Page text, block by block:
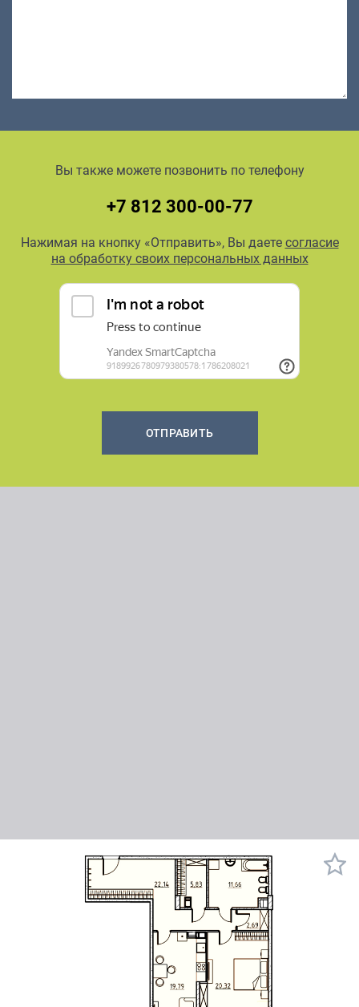
Вы также можете позвонить по телефону
+7 812 300-00-77
Нажимая на кнопку «Отправить», Вы даете согласие
на обработку своих персональных данных
ОТПРАВИТЬ